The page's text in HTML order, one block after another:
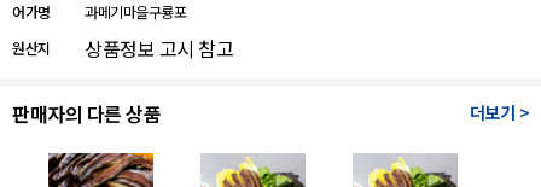
어가명
과메기마을구룡포
원산지
상품정보 고시 참고
판매자의 다른 상품 더보기 >